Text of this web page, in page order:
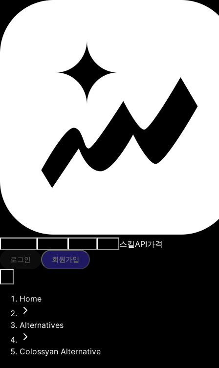
스킬API가격
로그인 회원가입
Home
Alternatives
Colossyan Alternative